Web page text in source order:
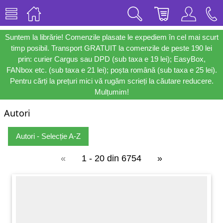
Suntem la librărie! Comenzile plasate le expediem în cel mai scurt
timp posibil. Transport GRATUIT la comenzile de peste 190 lei
prin: curier Cargus sau DPD (sub taxa e 19 lei); EasyBox,
FANbox etc. (sub taxa e 21 lei); poșta română (sub taxa e 25 lei).
Pentru cărți la prețuri mici vă rugăm scrieți la căutare reducere.
Mulțumim!
Autori
Autori - Selecție A-Z
« 1 - 20 din 6754 »